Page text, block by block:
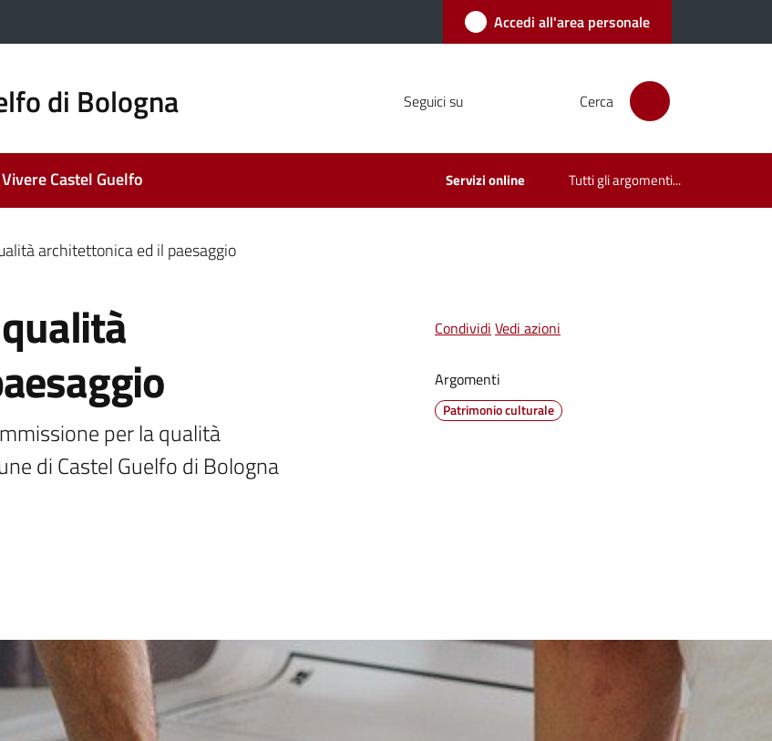
Accedi all'area personale
di Bologna Seguici su Cerca
Vivere Castel Guelfo Servizi online Tutti gli argomenti...
architettonica ed il paesaggio
per la qualità
di Castel Guelfo di Bologna
Condividi Vedi azioni
Argomenti
Patrimonio culturale